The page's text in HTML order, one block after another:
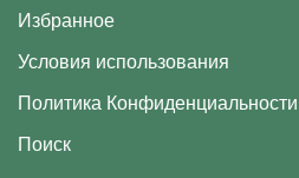
Избранное
Условия использования
Политика Конфиденциальности
Поиск